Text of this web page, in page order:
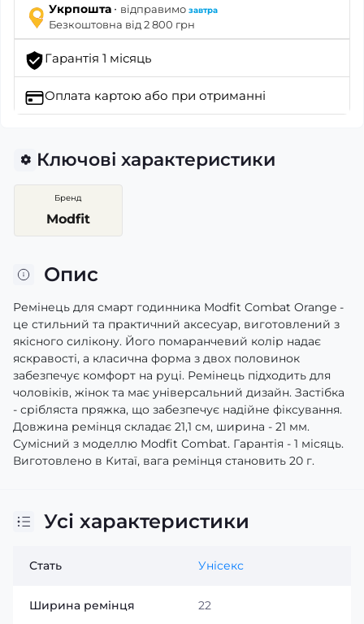
Укрпошта · відправимо завтра
Безкоштовна від 2 800 грн
Гарантія 1 місяць
Оплата картою або при отриманні
Ключові характеристики
Бренд
Modfit
Опис
Ремінець для смарт годинника Modfit Combat Orange -
це стильний та практичний аксесуар, виготовлений з
якісного силікону. Його помаранчевий колір надає
яскравості, а класична форма з двох половинок
забезпечує комфорт на руці. Ремінець підходить для
чоловіків, жінок та має універсальний дизайн. Застібка
- срібляста пряжка, що забезпечує надійне фіксування.
Довжина ремінця складає 21,1 см, ширина - 21 мм.
Сумісний з моделлю Modfit Combat. Гарантія - 1 місяць.
Виготовлено в Китаї, вага ремінця становить 20 г.
Усі характеристики
Стать Унісекс
Ширина ремінця 22